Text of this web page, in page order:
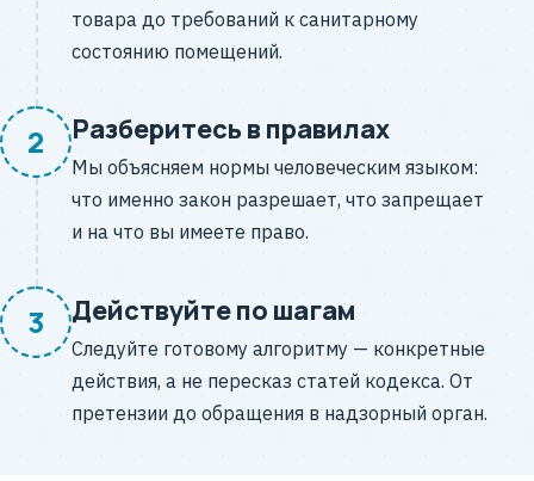
товара до требований к санитарному
состоянию помещений.
2 Разберитесь в правилах
Мы объясняем нормы человеческим языком:
что именно закон разрешает, что запрещает
и на что вы имеете право.
3 Действуйте по шагам
Следуйте готовому алгоритму — конкретные
действия, а не пересказ статей кодекса. От
претензии до обращения в надзорный орган.